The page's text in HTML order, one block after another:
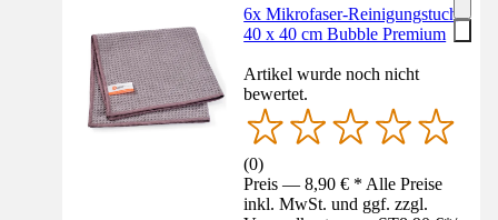
6x Mikrofaser-Reinigungstuch
40 x 40 cm Bubble Premium
Artikel wurde noch nicht
bewertet.
(0)
Preis — 8,90 € * Alle Preise
inkl. MwSt. und ggf. zzgl.